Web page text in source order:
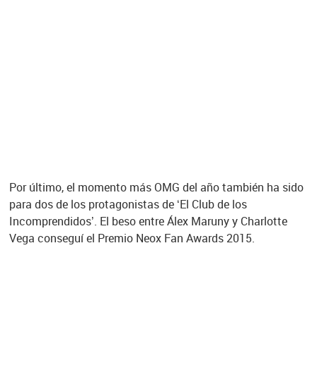
Por último, el momento más OMG del año también ha sido
para dos de los protagonistas de ‘El Club de los
Incomprendidos’. El beso entre Álex Maruny y Charlotte
Vega conseguí el Premio Neox Fan Awards 2015.